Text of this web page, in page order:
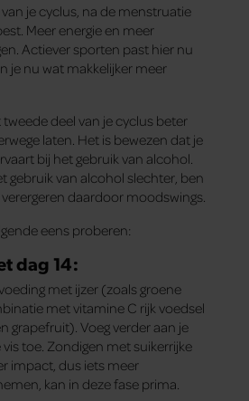
je cyclus, na de menstruatie
Meer energie en meer
Actiever sporten past hier nu
je nu wat makkelijker meer
deel van je cyclus beter
laten. Het is bewezen dat je
bij het gebruik van alcohol.
gebruik van alcohol slechter, ben
daardoor moodswings.
eens proberen:
dag 14:
met ijzer (zoals groene
met vitamine C rijk voedsel
grapefruit). Voeg verder aan je
toe. Zondigen met suikerrijke
impact, dus iets meer
kan in deze fase prima.